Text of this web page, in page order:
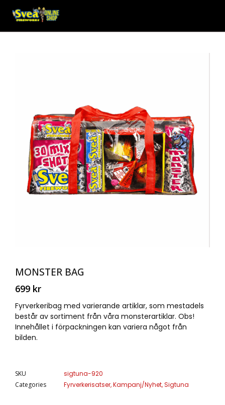
MONSTER BAG
699 kr
Fyrverkeribag med varierande artiklar, som mestadels
består av sortiment från våra monsterartiklar. Obs!
Innehållet i förpackningen kan variera något från
bilden.
SKU
sigtuna-920
Categories
Fyrverkerisatser,Kampanj/Nyhet,Sigtuna